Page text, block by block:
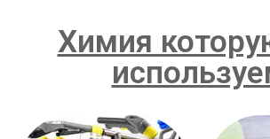
Химия